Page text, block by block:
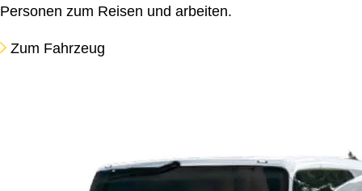
Personen zum Reisen und arbeiten.
Zum Fahrzeug